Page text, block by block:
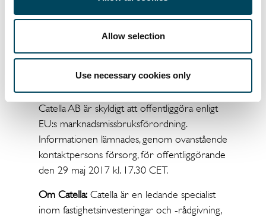
Allow selection
Use necessary cookies only
Ann Charlotte Svensson
Kommunikationschef
08-463 32 55, 072-510 11 61
Denna information är sådan information som
Catella AB är skyldigt att offentliggöra enligt
EU:s marknadsmissbruksförordning.
Informationen lämnades, genom ovanstående
kontaktpersons försorg, för offentliggörande
den 29 maj 2017 kl. 17.30 CET.
Om Catella:Catella är en ledande specialist
inom fastighetsinvesteringar och -rådgivning,